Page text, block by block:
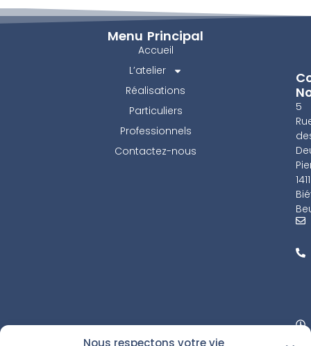
Nous respectons votre vie
Menu Principal
Accueil
L’atelier
Réalisations
Particuliers
Professionnels
Contactez-nous
5